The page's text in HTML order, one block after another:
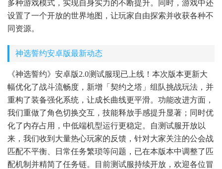
多种游戏模式，实现自身实力的不断提升。同时，游戏中还
设置了一个开放的世界地图，让玩家自由探索并收获各种不
同资源。
神选誓约安卓版最新动态
《神选誓约》安卓版2.0测试服现已上线！本次版本更新大
幅优化了战斗流畅度，新增「契约之塔」组队挑战玩法，并
重构了装备强化系统，让成长曲线更平滑。功能改进方面，
我们重做了角色切换交互，技能释放手感提升显著；同时优
化了内存占用，中低端机型运行更稳定。自测试服开放以
来，我们收到大量热心玩家的反馈，针对大家关注的公会战
匹配不平衡、日常任务繁琐等问题，已在本版本中调整了匹
配机制并精简了任务链。目前测试服持续开放，欢迎各位冒